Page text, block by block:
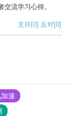
流学习心得。
支持[0] 反对[0]
速